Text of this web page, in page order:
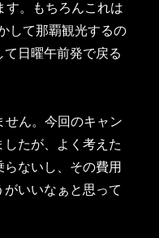
す。もちろんこれは
して那覇観光するの
て日曜午前発で戻る
せん。今回のキャン
たが、よく考えた
ないし、その費用
いいなぁと思って